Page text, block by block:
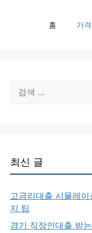
홈 가
색:
최신 글
고금리대출 시뮬레
지 팁
경기 직장인대출 받